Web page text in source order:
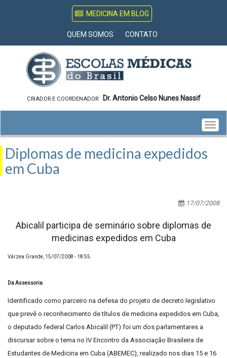
MEDICINA EM BLOG
QUEM SOMOS CONTATO
CRIADOR E COORDENADOR: Dr. Antonio Celso Nunes Nassif
Diplomas de medicina expedidos
em Cuba
17/07/2008
Abicalil participa de seminário sobre diplomas de
medicinas expedidos em Cuba
Várzea Grande, 15/07/2008 - 18:55.
Da Assessoria
Identificado como parceiro na defesa do projeto de decreto legislativo
que prevê o reconhecimento de títulos de medicina expedidos em Cuba,
o deputado federal Carlos Abicalil (PT) foi um dos parlamentares a
discursar sobre o tema no IV Encontro da Associação Brasileira de
Estudantes de Medicina em Cuba (ABEMEC), realizado nos dias 15 e 16